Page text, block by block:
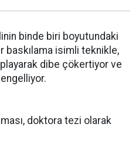
binde biri boyutundaki
baskılama isimli teknikle,
dibe çökertiyor ve
doktora tezi olarak